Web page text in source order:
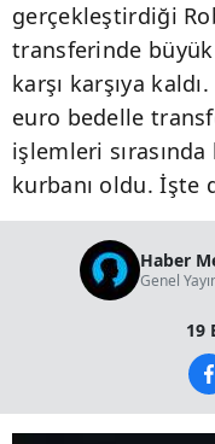
gerçekleştirdiği
transferinde büyük
karşı karşıya
euro bedelle
işlemleri
kurbanı oldu. İşte
Haber
Genel
19